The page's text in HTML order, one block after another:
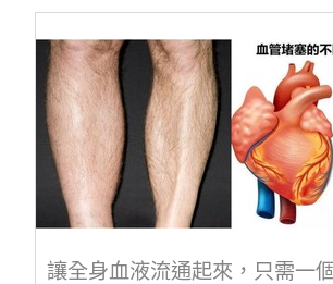
讓全身血液流通起來，只需一